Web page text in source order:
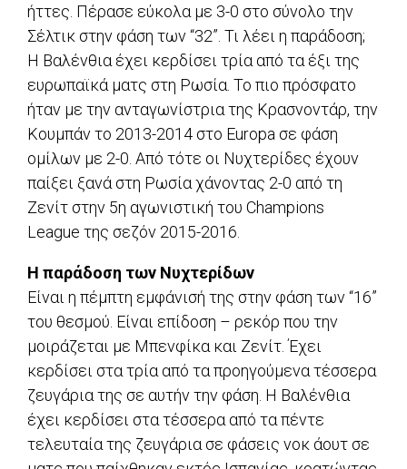
ήττες. Πέρασε εύκολα με 3-0 στο σύνολο την
Σέλτικ στην φάση των “32”. Τι λέει η παράδοση;
Η Βαλένθια έχει κερδίσει τρία από τα έξι της
ευρωπαϊκά ματς στη Ρωσία. Το πιο πρόσφατο
ήταν με την ανταγωνίστρια της Κρασνοντάρ, την
Κουμπάν το 2013-2014 στο Europa σε φάση
ομίλων με 2-0. Από τότε οι Νυχτερίδες έχουν
παίξει ξανά στη Ρωσία χάνοντας 2-0 από τη
Ζενίτ στην 5η αγωνιστική του Champions
League της σεζόν 2015-2016.
Η παράδοση των Νυχτερίδων
Είναι η πέμπτη εμφάνισή της στην φάση των “16”
του θεσμού. Είναι επίδοση – ρεκόρ που την
μοιράζεται με Μπενφίκα και Ζενίτ. Έχει
κερδίσει στα τρία από τα προηγούμενα τέσσερα
ζευγάρια της σε αυτήν την φάση. Η Βαλένθια
έχει κερδίσει στα τέσσερα από τα πέντε
τελευταία της ζευγάρια σε φάσεις νοκ άουτ σε